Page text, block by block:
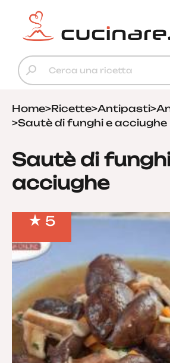
Home>Ricette>Antipasti>
>Sautè di funghi e acciughe
Sautè di
acciughe
5